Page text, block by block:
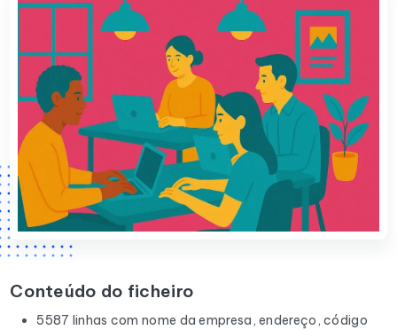
Conteúdo do ficheiro
5587 linhas com nome da empresa, endereço, código